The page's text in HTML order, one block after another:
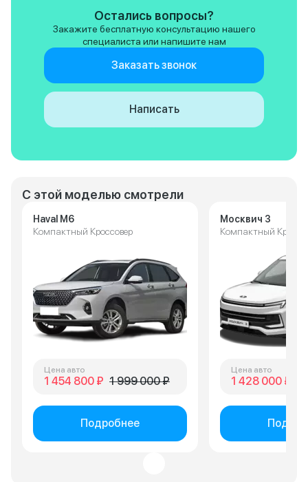
С этой моделью смотрели
Haval M6
Компактный Кроссовер
Цена авто
1 454 800 ₽ 1 999 000 ₽
Подробнее
Москвич 3
Компактный
Цена авто
1 428 000 ₽
Остались вопросы?
Закажите бесплатную консультацию нашего
специалиста или напишите нам
Заказать звонок
Написать